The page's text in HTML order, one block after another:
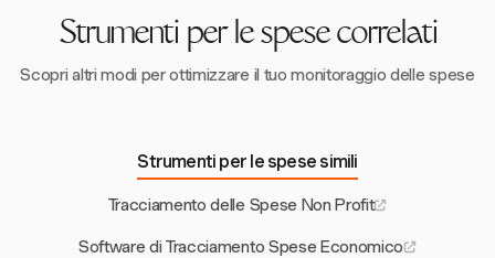
spese in tempo reale, la categorizzazione e l'archiviazione
digitale delle ricevute, rendendo la gestione finanziaria più
efficiente.
Strumenti per le spese correlati
Scopri altri modi per ottimizzare il tuo monitoraggio delle spese
Strumenti per le spese simili
Tracciamento delle Spese Non Profit
Software di Tracciamento Spese Economico